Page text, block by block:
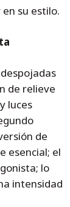
su estilo.
despojadas
de relieve
luces
de
esencial; el
lo
intensidad